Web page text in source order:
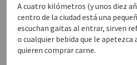
A cuatro kilómetros (y unos diez
centro de la ciudad está una
escuchan gaitas al entrar, sirven
o cualquier bebida que le apetezca
quieren comprar carne.